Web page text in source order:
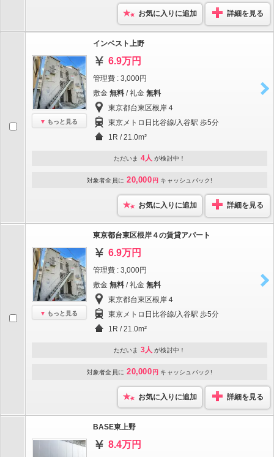
お気に入りに追加 詳細を見る
もっと見る
インベスト上野
6.9万円
管理費 : 3,000円
敷金 無料 / 礼金 無料
東京都台東区根岸４
東京メトロ日比谷線/入谷駅 歩5分
1R / 21.0m²
ただいま 4人 が検討中！
対象者全員に 20,000 円 キャッシュバック!
お気に入りに追加 詳細を見る
もっと見る
東京都台東区根岸４の賃貸アパート
6.9万円
管理費 : 3,000円
敷金 無料 / 礼金 無料
東京都台東区根岸４
東京メトロ日比谷線/入谷駅 歩5分
1R / 21.0m²
ただいま 3人 が検討中！
対象者全員に 20,000 円 キャッシュバック!
お気に入りに追加 詳細を見る
BASE東上野
8.4万円